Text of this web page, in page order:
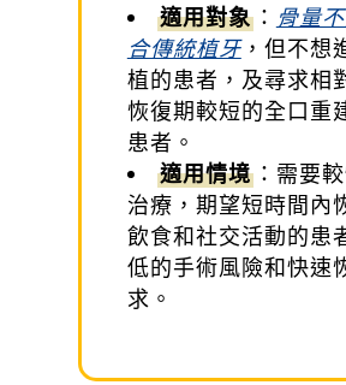
適用對象： 骨量
合傳統植牙，但不想
植的患者，及尋求相
恢復期較短的全口重
患者。
適用情境：需要
治療，期望短時間內
飲食和社交活動的患
低的手術風險和快速
求。